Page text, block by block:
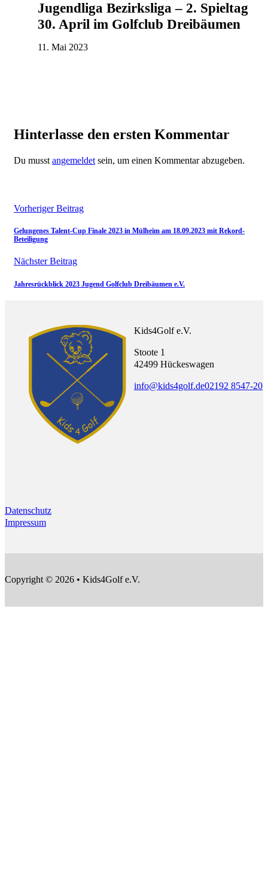
Jugendliga Bezirksliga – 2. Spieltag
30. April im Golfclub Dreibäumen
11. Mai 2023
Hinterlasse den ersten Kommentar
Du musstangemeldetsein, um einen Kommentar abzugeben.
Vorheriger Beitrag
Gelungenes Talent-Cup Finale 2023 in Mülheim am 18.09.2023 mit Rekord-
Beteiligung
Nächster Beitrag
Jahresrückblick 2023 Jugend Golfclub Dreibäumen e.V.
Kids4Golf e.V.
Stoote 1
42499 Hückeswagen
info@kids4golf.de02192 8547-20
Datenschutz
Impressum
Copyright © 2026 • Kids4Golf e.V.